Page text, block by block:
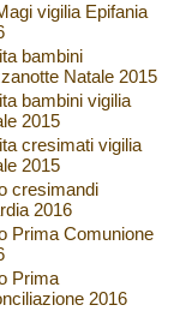
vigilia Epifania
bambini
Natale 2015
bambini vigilia
2015
cresimati vigilia
2015
cresimandi
2016
Prima Comunione
Prima
2016